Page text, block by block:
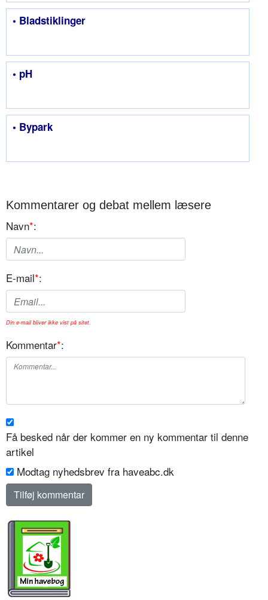
• Bladstiklinger
• pH
• Bypark
Kommentarer og debat mellem læsere
Navn*:
E-mail*:
Din e-mail bliver ikke vist på sitet.
Kommentar*:
Få besked når der kommer en ny kommentar til denne
artikel
Modtag nyhedsbrev fra haveabc.dk